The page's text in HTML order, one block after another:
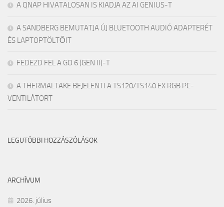
A QNAP HIVATALOSAN IS KIADJA AZ AI GENIUS-T
A SANDBERG BEMUTATJA ÚJ BLUETOOTH AUDIÓ ADAPTERÉT
ÉS LAPTOPTÖLTŐIT
FEDEZD FEL A GO 6 (GEN II)-T
A THERMALTAKE BEJELENTI A TS120/TS140 EX RGB PC-
VENTILÁTORT
LEGUTÓBBI HOZZÁSZÓLÁSOK
ARCHÍVUM
2026. július